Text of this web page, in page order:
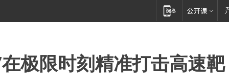
极限时刻精准打击高速靶